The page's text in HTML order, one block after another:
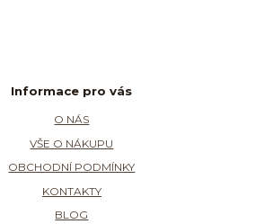
Informace pro vás
O NÁS
VŠE O NÁKUPU
OBCHODNÍ PODMÍNKY
KONTAKTY
BLOG